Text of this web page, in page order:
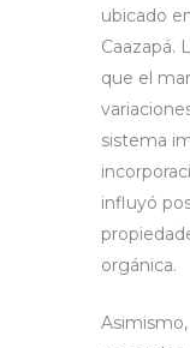
ubicado
Caazapá.
que el
sistema
influyó
orgánica.